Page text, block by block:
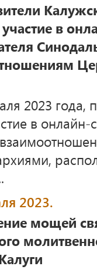
в
2023 года,
в
2023.
мощей